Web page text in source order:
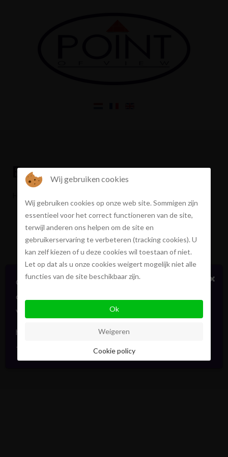
Error
×
Certains biens en vente ou location
confidentiellement, sans publicité. Faites signe. On
vous informera en direct. Toujours avec élégance.
hello@pointofview.be
+32 2 634 03 33
Wij gebruiken cookies
Wij gebruiken cookies op onze web site. Sommigen zijn
essentieel voor het correct functioneren van de site,
terwijl anderen ons helpen om de site en
gebruikerservaring te verbeteren (tracking cookies). U
kan zelf kiezen of u deze cookies wil toestaan of niet.
Let op dat als u onze cookies weigert mogelijk niet alle
functies van de site beschikbaar zijn.
Ok
Weigeren
Cookie policy